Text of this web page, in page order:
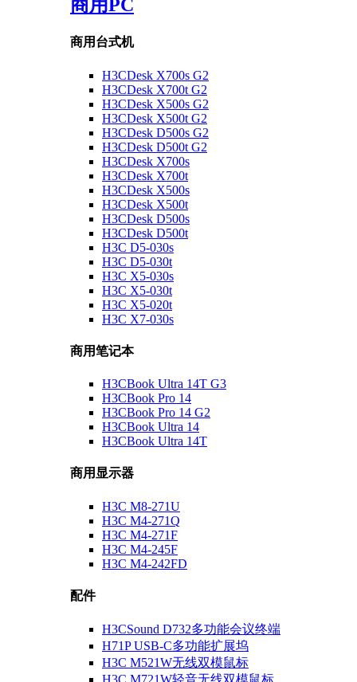
商用PC
商用台式机
H3CDesk X700s G2
H3CDesk X700t G2
H3CDesk X500s G2
H3CDesk X500t G2
H3CDesk D500s G2
H3CDesk D500t G2
H3CDesk X700s
H3CDesk X700t
H3CDesk X500s
H3CDesk X500t
H3CDesk D500s
H3CDesk D500t
H3C D5-030s
H3C D5-030t
H3C X5-030s
H3C X5-030t
H3C X5-020t
H3C X7-030s
商用笔记本
H3CBook Ultra 14T G3
H3CBook Pro 14
H3CBook Pro 14 G2
H3CBook Ultra 14
H3CBook Ultra 14T
商用显示器
H3C M8-271U
H3C M4-271Q
H3C M4-271F
H3C M4-245F
H3C M4-242FD
配件
H3CSound D732多功能会议终端
H71P USB-C多功能扩展坞
H3C M521W无线双模鼠标